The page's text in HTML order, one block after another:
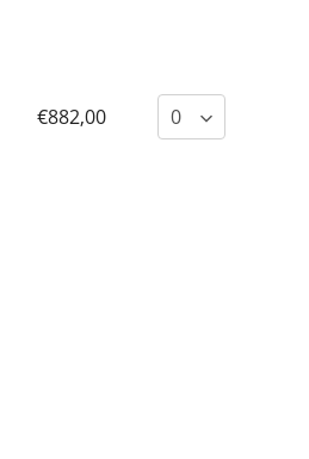
€882,00